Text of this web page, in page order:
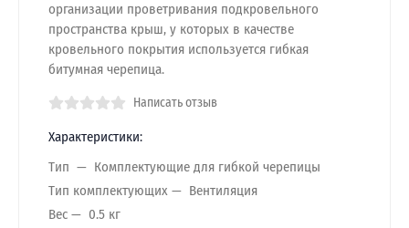
организации проветривания подкровельного
пространства крыш, у которых в качестве
кровельного покрытия используется гибкая
битумная черепица.
Написать отзыв
Характеристики:
Тип
Комплектующие для гибкой черепицы
Тип комплектующих
Вентиляция
Вес
0.5 кг